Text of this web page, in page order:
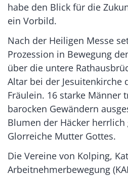
habe den Blick für die
ein Vorbild.
Nach der Heiligen Messe
Prozession in Bewegung
über die untere
Altar bei der Jesuitenkirche
Fräulein. 16 starke Männer
barocken Gewändern
Blumen der Häcker herrlich
Glorreiche Mutter Gottes.
Die Vereine von Kolping,
Arbeitnehmerbewegung